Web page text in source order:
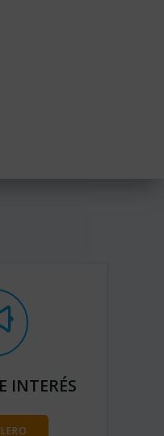
INTERÉS